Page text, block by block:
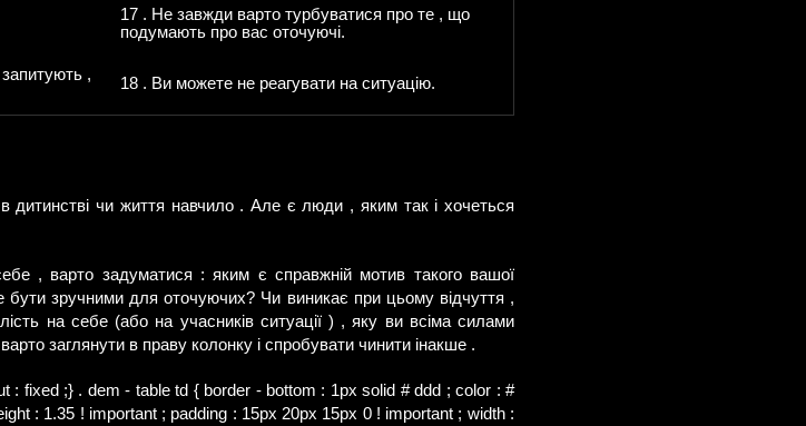
17 . Не завжди варто турбуватися про те , що
подумають про вас оточуючі.
,
18 . Ви можете не реагувати на ситуацію.
чи життя навчило . Але є люди , яким так і хочеться
, варто задуматися : яким є справжній мотив такого вашої
зручними для оточуючих? Чи виникає при цьому відчуття ,
на себе (або на учасників ситуації ) , яку ви всіма силами
заглянути в праву колонку і спробувати чинити інакше .
: fixed ;} . dem - table td { border - bottom : 1px solid # ddd ; color : #
: 1.35 ! important ; padding : 15px 20px 15px 0 ! important ; width :